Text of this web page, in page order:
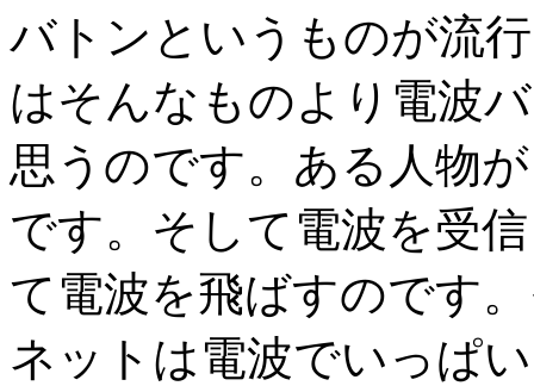
バトンというものが流
はそんなものより電波
思うのです。ある人物
です。そして電波を受
て電波を飛ばすのです
ネットは電波でいっぱ